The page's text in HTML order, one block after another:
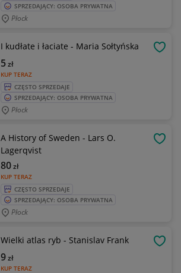
SPRZEDAJĄCY: OSOBA PRYWATNA
Płock
I kudłate i łaciate - Maria Sołtyńska
KUP TERAZ
5zł
CZĘSTO SPRZEDAJE
SPRZEDAJĄCY: OSOBA PRYWATNA
Płock
A History of Sweden - Lars O.
Lagerqvist
KUP TERAZ
80zł
CZĘSTO SPRZEDAJE
SPRZEDAJĄCY: OSOBA PRYWATNA
Płock
Wielki atlas ryb - Stanislav Frank
KUP TERAZ
9zł